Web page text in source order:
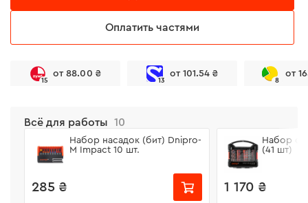
Оплатить частями
15
от 88.00 ₴
13
от 101.54 ₴
8
от
Всё для работы 10
Набор насадок (бит) Dnipro-
M Impact 10 шт.
285 ₴
Набор
(41 шт)
1 170 ₴